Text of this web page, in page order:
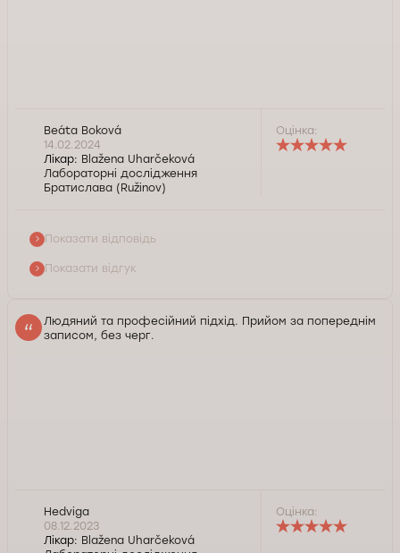
відгук. Будемо раді допомогти й наступного разу.
Служба контролю якості Докторпро
Beáta Boková
14.02.2024
Лікар: Blažena Uharčeková
Лабораторні дослідження
Братислава (Ružinov)
Оцінка:
Показати відповідь
Показати відгук
Людяний та професійний підхід. Прийом за попереднім
записом, без черг.
відгук. Будемо раді допомогти й наступного разу.
Hedviga
08.12.2023
Лікар: Blažena Uharčeková
Оцінка: